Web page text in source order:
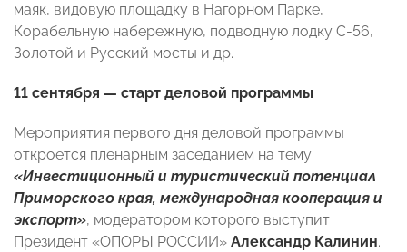
маяк, видовую площадку в Нагорном Парке,
Корабельную набережную, подводную лодку С-56,
Золотой и Русский мосты и др.
11 сентября — старт деловой программы
Мероприятия первого дня деловой программы
откроется пленарным заседанием на тему
«Инвестиционный и туристический потенциал
Приморского края, международная кооперация и
экспорт», модератором которого выступит
Президент «ОПОРЫ РОССИИ» Александр Калинин.